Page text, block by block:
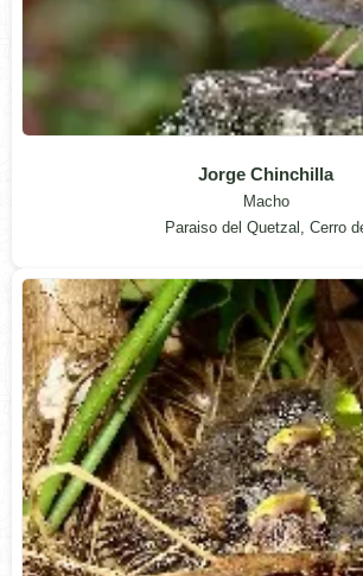
Jorge Chinchilla
Macho
Paraiso del Quetzal, Cerro